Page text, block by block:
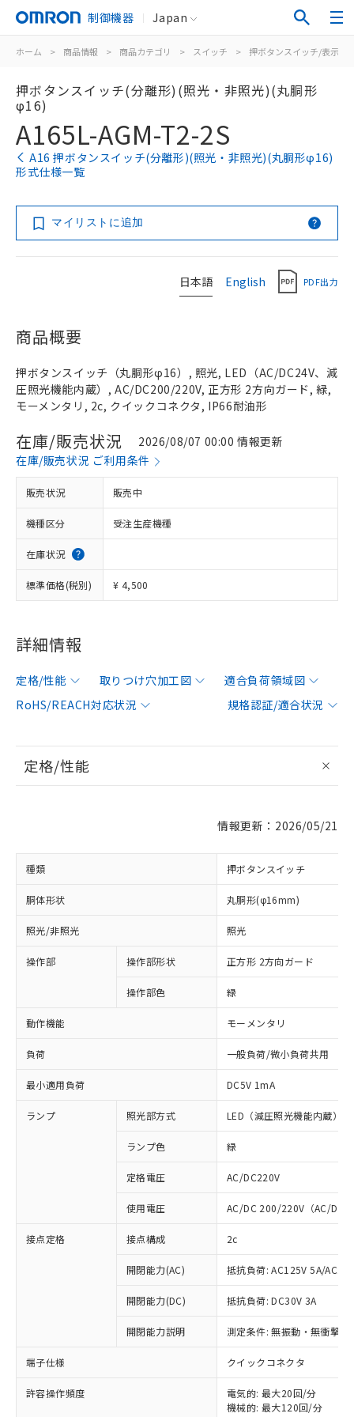
制御機器 Japan
ホーム > 商品情報 > 商品カテゴリ > スイッチ > 押ボタンスイッチ/表示灯
押ボタンスイッチ(分離形)(照光・非照光)(丸胴形
φ16)
A165L-AGM-T2-2S
A16 押ボタンスイッチ(分離形)(照光・非照光)(丸胴形φ16)
形式仕様一覧
マイリストに追加
日本語 English PDF出力
商品概要
押ボタンスイッチ（丸胴形φ16）, 照光, LED（AC/DC24V、減
圧照光機能内蔵）, AC/DC200/220V, 正方形 2方向ガード, 緑,
モーメンタリ, 2c, クイックコネクタ, IP66耐油形
在庫/販売状況
2026/08/07 00:00 情報更新
在庫/販売状況 ご利用条件
販売状況 販売中
機種区分 受注生産機種
在庫状況
標準価格(税別) ¥ 4,500
詳細情報
定格/性能 取りつけ穴加工図
適合負荷領域図
RoHS/REACH対応状況
規格認証/適合状況
定格/性能
情報更新：2026/05/21
種類 押ボタンスイッチ
胴体形状 丸胴形(φ16mm)
照光/非照光 照光
操作部 操作部形状 正方形 2方向ガード
操作部色 緑
動作機能 モーメンタリ
負荷 一般負荷/微小負荷共用
最小適用負荷 DC5V 1mA
ランプ 照光部方式 LED（減圧照光機能内蔵）
ランプ色 緑
定格電圧 AC/DC220V
使用電圧 AC/DC 200/220V（AC/DC
接点定格 接点構成 2c
開閉能力(AC) 抵抗負荷: AC125V 5A/
開閉能力(DC) 抵抗負荷: DC30V 3A
開閉能力説明 測定条件: 無振動・無衝撃
端子仕様 クイックコネクタ
許容操作頻度
電気的: 最大20回/分
機械的: 最大120回/分
※1 対応状況
対応済み：EU RoHS指令（10物質）の
非含有に対応した製品が提供可能な商品で
す。